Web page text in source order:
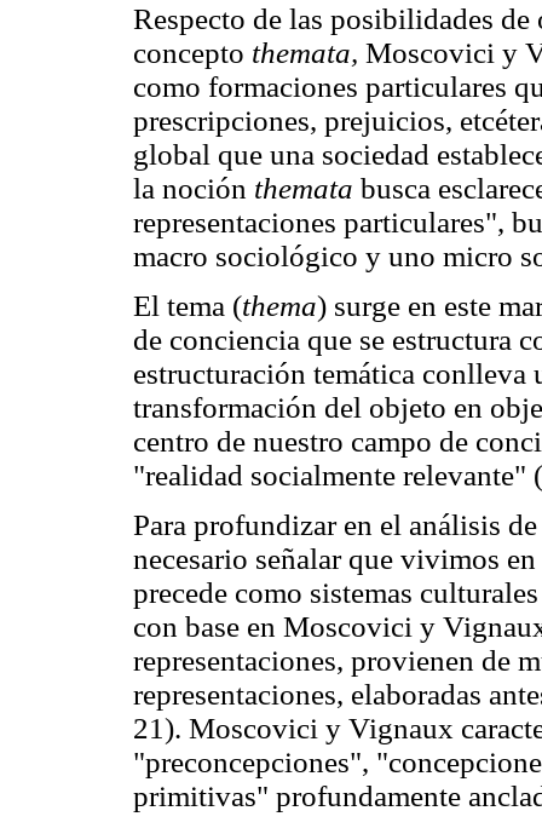
Respecto de las posibilidades
concepto themata, Moscovici y
como formaciones particulares
prescripciones, prejuicios,
global que una sociedad
la noción themata busca
representaciones particulares",
macro sociológico y uno micro
El tema (thema) surge en este
de conciencia que se estructura
estructuración temática conlleva
transformación del objeto en
centro de nuestro campo de
"realidad socialmente
Para profundizar en el análisis
necesario señalar que vivimos
precede como sistemas
con base en Moscovici y
representaciones, provienen de
representaciones, elaboradas
21). Moscovici y Vignaux
"preconcepciones",
primitivas" profundamente